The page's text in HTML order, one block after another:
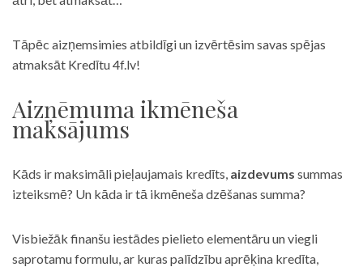
Tāpēc aizņemsimies atbildīgi un izvērtēsim savas spējas
atmaksāt Kredītu 4f.lv!
Aizņēmuma ikmēneša
maksājums
Kāds ir maksimāli pieļaujamais kredīts, aizdevums summas
izteiksmē? Un kāda ir tā ikmēneša dzēšanas summa?
Visbiežāk finanšu iestādes pielieto elementāru un viegli
saprotamu formulu, ar kuras palīdzību aprēķina kredīta,